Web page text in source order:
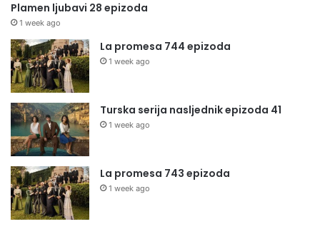
Plamen ljubavi 28 epizoda
1 week ago
La promesa 744 epizoda
1 week ago
Turska serija nasljednik epizoda 41
1 week ago
La promesa 743 epizoda
1 week ago